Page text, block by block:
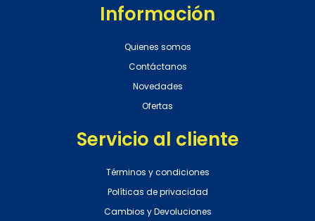
Información
Quienes somos
Contáctanos
Novedades
Ofertas
Servicio al cliente
Términos y condiciones
Políticas de privacidad
Cambios y Devoluciones